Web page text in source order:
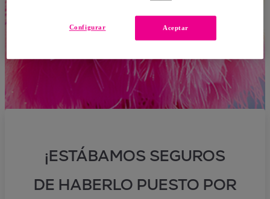
¡ESTÁBAMOS SEGUROS
DE HABERLO PUESTO POR
Aceptar
Configurar